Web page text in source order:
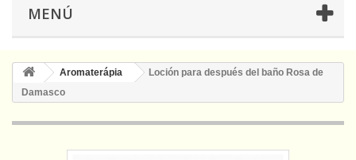
MENÚ
Aromaterápia
Loción para después del baño Rosa de
Damasco